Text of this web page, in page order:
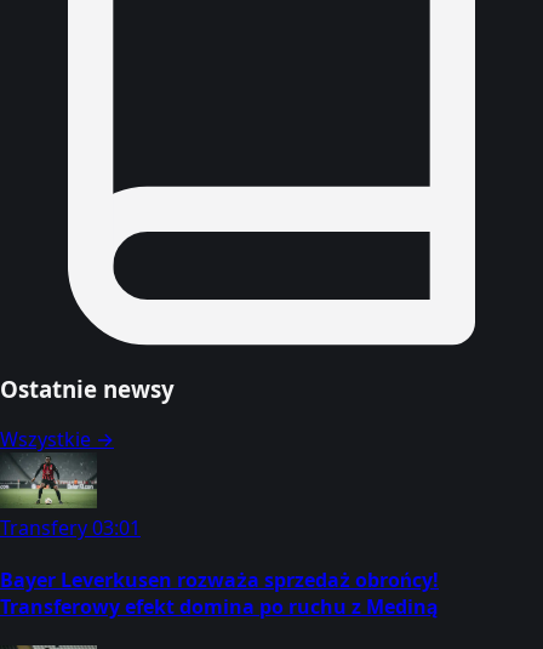
Ostatnie newsy
Wszystkie →
Transfery03:01
Bayer Leverkusen rozważa sprzedaż obrońcy!
Transferowy efekt domina po ruchu z Mediną